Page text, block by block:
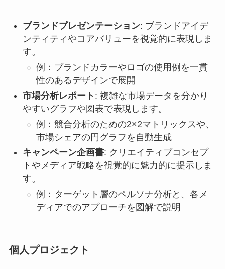
ブランドプレゼンテーション: ブランドアイデ
ンティティやコアバリューを視覚的に表現しま
す。
例：ブランドカラーやロゴの使用例を一貫
性のあるデザインで展開
市場分析レポート : 複雑な市場データを分かり
やすいグラフや図表で表現します。
例：競合分析のための2×2マトリックスや、
市場シェアの円グラフを自動生成
キャンペーン企画書: クリエイティブコンセプ
トやメディア戦略を視覚的に魅力的に提示しま
す。
例：ターゲット層のペルソナ分析と、各メ
ディアでのアプローチを図解で説明
個人プロジェクト